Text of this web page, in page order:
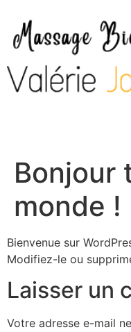
Bonjour
monde !
Bienvenue sur
Modifiez-le ou
Laisser un
Votre adresse e-mail